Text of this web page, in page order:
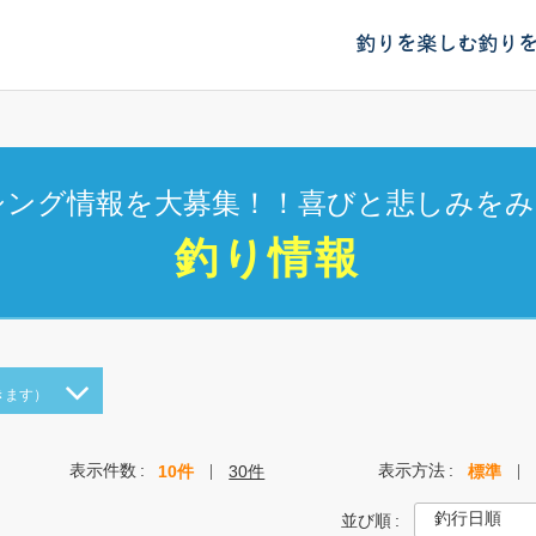
釣りを楽しむ釣り
グ情報を大募集！！喜びと悲しみを
釣り情報
す）
表示件数 10件 30件 表示方法 標準
並び順